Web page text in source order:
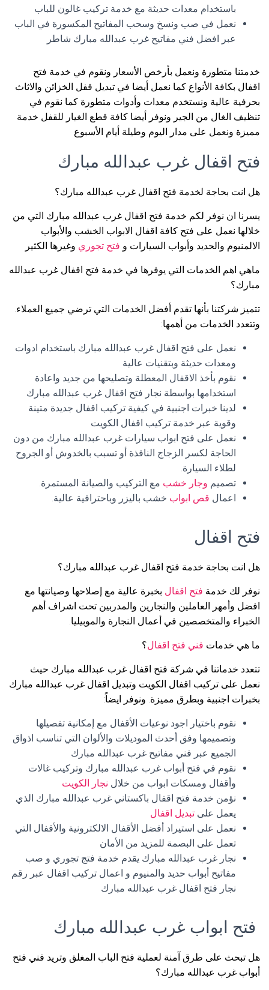
باستخدام معدات حديثة مع خدمة تركيب غالون للباب
نعمل في صب ونسخ وسحب المفاتيح المكسورة في الباب
عبر افضل فني مفاتيح غرب عبدالله مبارك شاطر
خدمتنا متطورة ونعمل بأرخص الأسعار ونقوم في خدمة فتح
اقفال بكافة الأنواع كما نعمل أيضا في تبديل قفل الخزائن والاثاث
بحرفية عالية ونستخدم معدات وأدوات متطورة كما نقوم في
تنظيف الغال من الجير ونوفر أيضا كافة قطع الغيار للقفل خدمة
مميزة ونعمل على مدار اليوم وطيلة أيام الأسبوع
فتح اقفال غرب عبدالله مبارك
هل انت بحاجة لخدمة فتح اقفال غرب عبدالله مبارك؟
يسرنا ان نوفر لكم خدمة فتح اقفال غرب عبدالله مبارك التي من
خلالها نعمل على فتح كافة اقفال الابواب الخشب والأبواب
الالمنيوم والحديد وأبواب السيارات و فتح تجوري وغيرها الكثير
ماهي اهم الخدمات التي يوفرها في خدمة فتح اقفال غرب عبدالله
مبارك؟
تتميز شركتنا بأنها تقدم أفضل الخدمات التي ترضي جميع العملاء.
وتتعدد الخدمات من أهمها:
نعمل على فتح اقفال غرب عبدالله مبارك باستخدام ادوات
ومعدات حديثة وبتقنيات عالية
نقوم بأخذ الاقفال المعطلة وتصليحها من جديد واعادة
استخدامها بواسطة نجار فتح اقفال غرب عبدالله مبارك
لدينا خبرات اجنبية في كيفية تركيب اقفال جديدة متينة
وقوية عبر خدمة تركيب اقفال الكويت
نعمل على فتح ابواب سيارات غرب عبدالله مبارك من دون
الحاجة لكسر الزجاج النافذة أو تسبب بالخدوش أو الجروح
لطلاء السيارة.
تصميم وجار خشب مع التركيب والصيانة المستمرة.
اعمال قص ابواب خشب باليزر وباحترافية عالية.
فتح اقفال
هل انت بحاجة خدمة فتح اقفال غرب عبدالله مبارك؟
نوفر لك خدمة فتح اقفال بخبرة عالية مع إصلاحها وصيانتها مع
افضل وأمهر العاملين والنجارين والمدربين تحت اشراف أهم
الخبراء والمتخصصين في أعمال النجارة والموبيليا.
ما هي خدمات فني فتح اقفال؟
تتعدد خدماتنا في شركة فتح اقفال غرب عبدالله مبارك حيث
نعمل على تركيب اقفال الكويت وتبديل اقفال غرب عبدالله مبارك
بخبرات اجنبية وبطرق مميزة. ونوفر ايضاً:
نقوم باختيار اجود نوعيات الأقفال مع إمكانية تفصيلها
وتصميمها وفق أحدث الموديلات والألوان التي تناسب اذواق
الجميع عبر فني مفاتيح غرب عبدالله مبارك
نقوم في فتح أبواب غرب عبدالله مبارك وتركيب غالات
وأقفال ومسكات ابواب من خلال نجار الكويت
نؤمن خدمة فتح اقفال باكستاني غرب عبدالله مبارك الذي
يعمل على تبديل اقفال
نعمل على استيراد أفضل الأقفال الالكترونية والأقفال التي
تعمل على البصمة للمزيد من الأمان
نجار غرب عبدالله مبارك يقدم خدمة فتج تجوري و صب
مفاتيح أبواب حديد والمنيوم و اعمال تركيب اقفال عبر رقم
نجار فتح اقفال غرب عبدالله مبارك
فتح ابواب غرب عبدالله مبارك
هل تبحث على طرق آمنة لعملية فتح الباب المغلق وتريد فني فتح
أبواب غرب عبدالله مبارك؟